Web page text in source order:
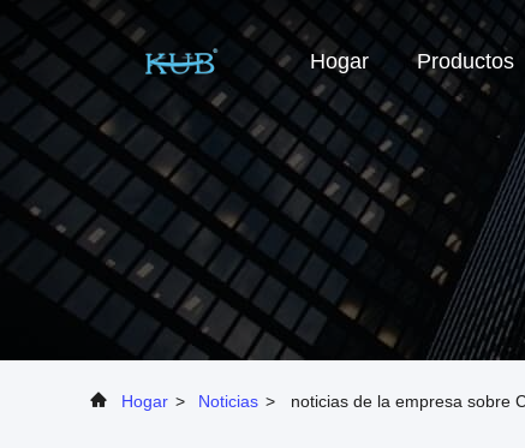
Hogar Productos
Hogar > Noticias > noticias de la empresa sobre